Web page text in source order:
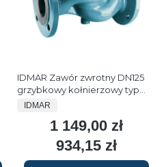
IDMAR Zawór zwrotny DN125
grzybkowy kołnierzowy typ
FAF 2250 1.6MPa
PRODUCENT
IDMAR
Cena
1 149,00 zł
Cena
934,15 zł